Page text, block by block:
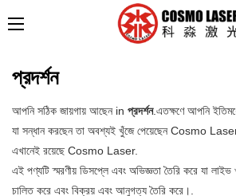
প্রদর্শন
আপনি সঠিক জায়গায় আছেন in প্রদর্শন.এতক্ষণে আপনি
যা সন্ধান করছেন তা অবশ্যই খুঁজে পেয়েছেন Cosmo
এখানেই রয়েছে Cosmo Laser.
এই পণ্যটি স্মরণীয় ডিসপ্লে এবং অভিজ্ঞতা তৈরি করে যা লাইভ
চালিত করে এবং বিক্রয় এবং আনুগত্য তৈরি করে।.